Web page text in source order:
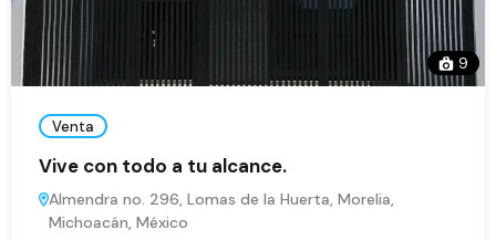
9
Venta
Vive con todo a tu alcance.
Almendra no. 296, Lomas de la Huerta, Morelia,
Michoacán, México